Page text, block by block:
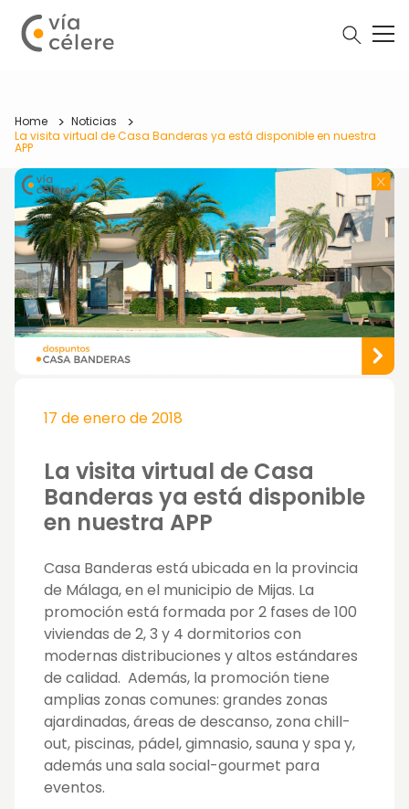
Home
Noticias
La visita virtual de Casa Banderas ya está disponible en nuestra
APP
17 de enero de 2018
La visita virtual de Casa
Banderas ya está disponible
en nuestra APP
Casa Banderas está ubicada en la provincia
de Málaga, en el municipio de Mijas. La
promoción está formada por 2 fases de 100
viviendas de 2, 3 y 4 dormitorios con
modernas distribuciones y altos estándares
de calidad. Además, la promoción tiene
amplias zonas comunes: grandes zonas
ajardinadas, áreas de descanso, zona chill-
out, piscinas, pádel, gimnasio, sauna y spa y,
además una sala social-gourmet para
eventos.